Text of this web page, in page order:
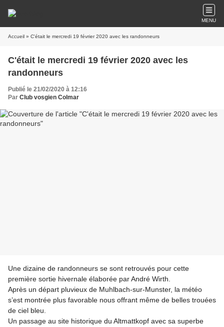
MENU
Accueil » C'était le mercredi 19 février 2020 avec les randonneurs
C'était le mercredi 19 février 2020 avec les
randonneurs
Publié le 21/02/2020 à 12:16
Par Club vosgien Colmar
Une dizaine de randonneurs se sont retrouvés pour cette
première sortie hivernale élaborée par André Wirth.
Après un départ pluvieux de Muhlbach-sur-Munster, la météo
s’est montrée plus favorable nous offrant même de belles trouées
de ciel bleu.
Un passage au site historique du Altmattkopf avec sa superbe